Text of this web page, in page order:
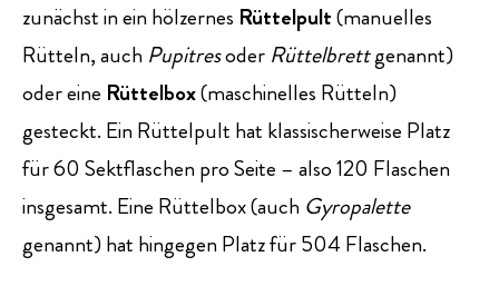
zunächst in ein hölzernes Rüttelpult(manuelles
Rütteln, auch Pupitresoder Rüttelbrettgenannt)
oder eine Rüttelbox(maschinelles Rütteln)
gesteckt. Ein Rüttelpult hat klassischerweise Platz
für 60 Sektflaschen pro Seite – also 120 Flaschen
insgesamt. Eine Rüttelbox (auch Gyropalette
genannt) hat hingegen Platz für 504 Flaschen.